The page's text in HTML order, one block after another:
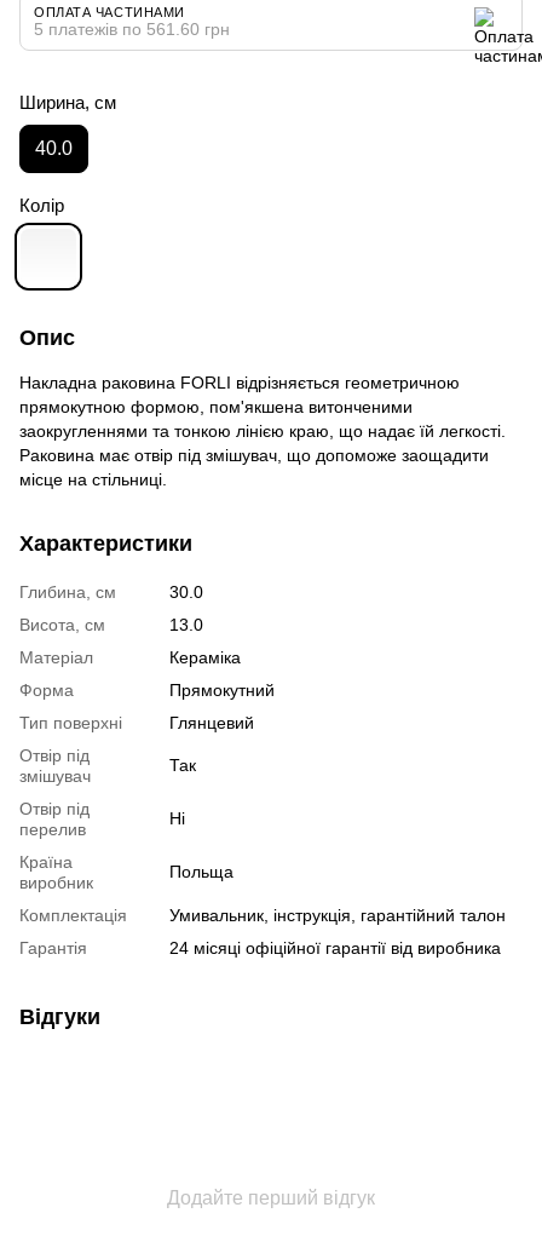
ОПЛАТА ЧАСТИНАМИ
5 платежів по 561.60 грн
Ширина, см
40.0
Колір
Опис
Накладна раковина FORLI відрізняється геометричною
прямокутною формою, пом'якшена витонченими
заокругленнями та тонкою лінією краю, що надає їй легкості.
Раковина має отвір під змішувач, що допоможе заощадити
місце на стільниці.
Характеристики
Глибина, см
30.0
Висота, см
13.0
Матеріал
Кераміка
Форма
Прямокутний
Тип поверхні
Глянцевий
Отвір під
змішувач
Так
Отвір під
перелив
Ні
Країна
виробник
Польща
Комплектація
Умивальник, інструкція, гарантійний талон
Гарантія
24 місяці офіційної гарантії від виробника
Відгуки
Додайте перший відгук